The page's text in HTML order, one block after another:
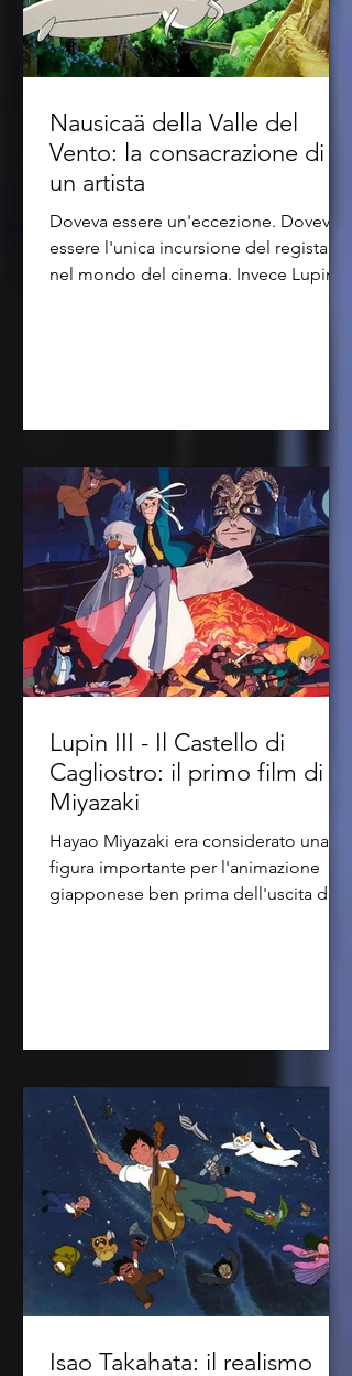
Nausicaä della Valle del
Vento: la consacrazione di
un artista
Doveva essere un'eccezione. Doveva
essere l'unica incursione del regista
nel mondo del cinema. Invece Lupin III
Lupin III - Il Castello di
Cagliostro: il primo film di
Miyazaki
Hayao Miyazaki era considerato una
figura importante per l'animazione
giapponese ben prima dell'uscita del
Isao Takahata: il realismo